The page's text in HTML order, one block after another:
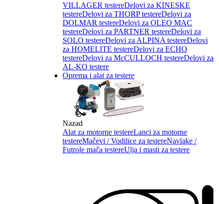
VILLAGER testereDelovi za KINESKE
testereDelovi za THORP testereDelovi za
DOLMAR testereDelovi za OLEO MAC
testereDelovi za PARTNER testereDelovi za
SOLO testereDelovi za ALPINA testereDelovi
za HOMELITE testereDelovi za ECHO
testereDelovi za McCULLOCH testereDelovi za
AL-KO testere
Oprema i alat za testere
Nazad
Alat za motorne testereLanci za motorne
testereMačevi / Vodilice za testereNavlake /
Futrole mača testereUlja i masti za testere